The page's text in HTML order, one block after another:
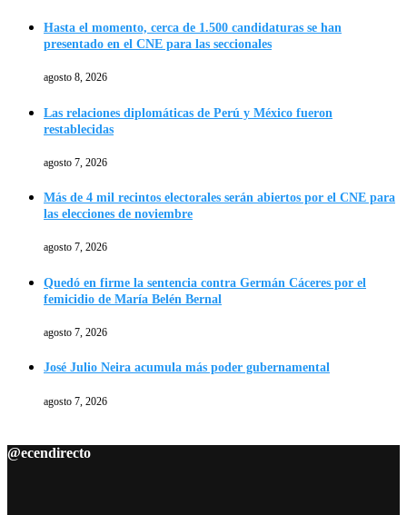
Hasta el momento, cerca de 1.500 candidaturas se han
presentado en el CNE para las seccionales
agosto 8, 2026
Las relaciones diplomáticas de Perú y México fueron
restablecidas
agosto 7, 2026
Más de 4 mil recintos electorales serán abiertos por el CNE para
las elecciones de noviembre
agosto 7, 2026
Quedó en firme la sentencia contra Germán Cáceres por el
femicidio de María Belén Bernal
agosto 7, 2026
José Julio Neira acumula más poder gubernamental
agosto 7, 2026
@ecendirecto